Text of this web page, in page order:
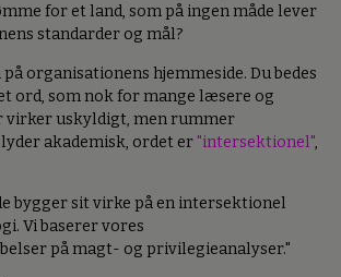
for et land, som på ingen måde lever
standarder og mål?
organisationens hjemmeside. Du bedes
ord, som nok for mange læsere og
virker uskyldigt, men rummer
akademisk, ordet er "intersektionel",
bygger sit virke på en intersektionel
Vi baserer vores
på magt- og privilegieanalyser."